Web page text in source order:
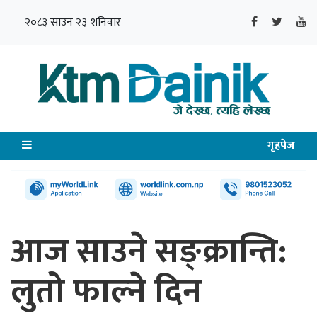
२०८३ साउन २३ शनिवार
गृहपेज
आज साउने सङ्क्रान्ति:
लुतो फाल्ने दिन